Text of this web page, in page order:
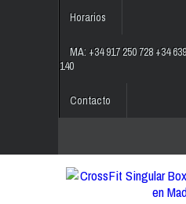
Horarios
MA: +34 917 250 728 +34
140
Contacto